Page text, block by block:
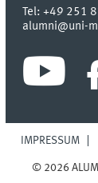
Tel:+49 251
alumni@uni-
IMPRESSUM
© 2026